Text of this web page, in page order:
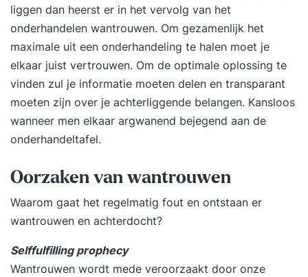
liggen dan heerst er in het vervolg van het
onderhandelen wantrouwen. Om gezamenlijk het
maximale uit een onderhandeling te halen moet je
elkaar juist vertrouwen. Om de optimale oplossing te
vinden zul je informatie moeten delen en transparant
moeten zijn over je achterliggende belangen. Kansloos
wanneer men elkaar argwanend bejegend aan de
onderhandeltafel.
Oorzaken van wantrouwen
Waarom gaat het regelmatig fout en ontstaan er
wantrouwen en achterdocht?
Selffulfilling prophecy
Wantrouwen wordt mede veroorzaakt door onze